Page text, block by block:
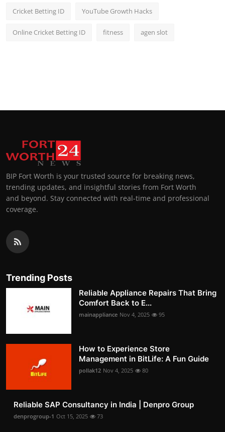
Cricket Betting ID YouTube Growth Hacks
Online Cricket Betting ID fitness agen slot
BIP Fort Worth is your trusted source for breaking news,
trending updates, and insightful stories from Fort Worth
and beyond. Stay connected with real-time and professional
coverage.
Trending Posts
Reliable Appliance Repairs That Bring
Comfort Back to E...
mainappliance Nov 4, 2025 95
How to Experience Store
Management in BitLife: A Fun Guide
pollak12 Nov 4, 2025 80
Reliable SAP Consultancy in India | Denpro Group
denprogroup-1 Oct 15, 2025 73